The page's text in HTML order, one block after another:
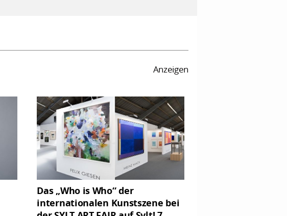
Anzeigen
Das „Who is Who“ der
internationalen Kunstszene bei